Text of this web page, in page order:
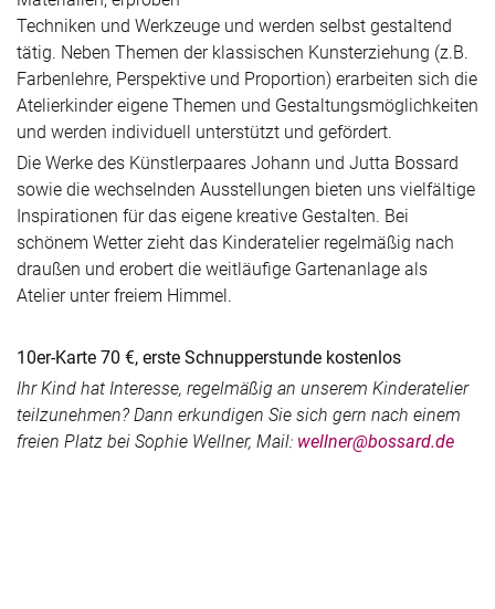
Techniken und Werkzeuge und werden selbst gestaltend
tätig. Neben Themen der klassischen Kunsterziehung (z.B.
Farbenlehre, Perspektive und Proportion) erarbeiten sich die
Atelierkinder eigene Themen und Gestaltungsmöglichkeiten
und werden individuell unterstützt und gefördert.
Die Werke des Künstlerpaares Johann und Jutta Bossard
sowie die wechselnden Ausstellungen bieten uns vielfältige
Inspirationen für das eigene kreative Gestalten. Bei
schönem Wetter zieht das Kinderatelier regelmäßig nach
draußen und erobert die weitläufige Gartenanlage als
Atelier unter freiem Himmel.
10er-Karte 70 €, erste Schnupperstunde kostenlos
Ihr Kind hat Interesse, regelmäßig an unserem Kinderatelier
teilzunehmen? Dann erkundigen Sie sich gern nach einem
freien Platz bei Sophie Wellner, Mail: wellner@bossard.de